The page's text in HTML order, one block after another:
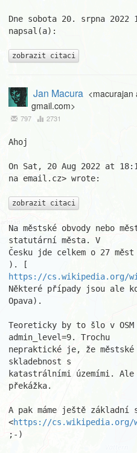
Dne sobota 20. srpna 2022
napsal(a):
zobrazit citaci
Jan Macura <macurajan
gmail.com>
797 2731
Ahoj
On Sat, 20 Aug 2022 at
na email.cz> wrote:
zobrazit citaci
Na městské obvody nebo
statutární města. V
Česku jde celkem o 27
https://cs.wikipedia.org/wiki/
Některé případy jsou ale
Opava).
Teoreticky by to šlo v
admin_level=9. Trochu
nepraktické je, že
skladebnost s
katastrálními územími.
překážka.
A pak máme ještě
<https://cs.wikipedia.org/wiki/
;-)